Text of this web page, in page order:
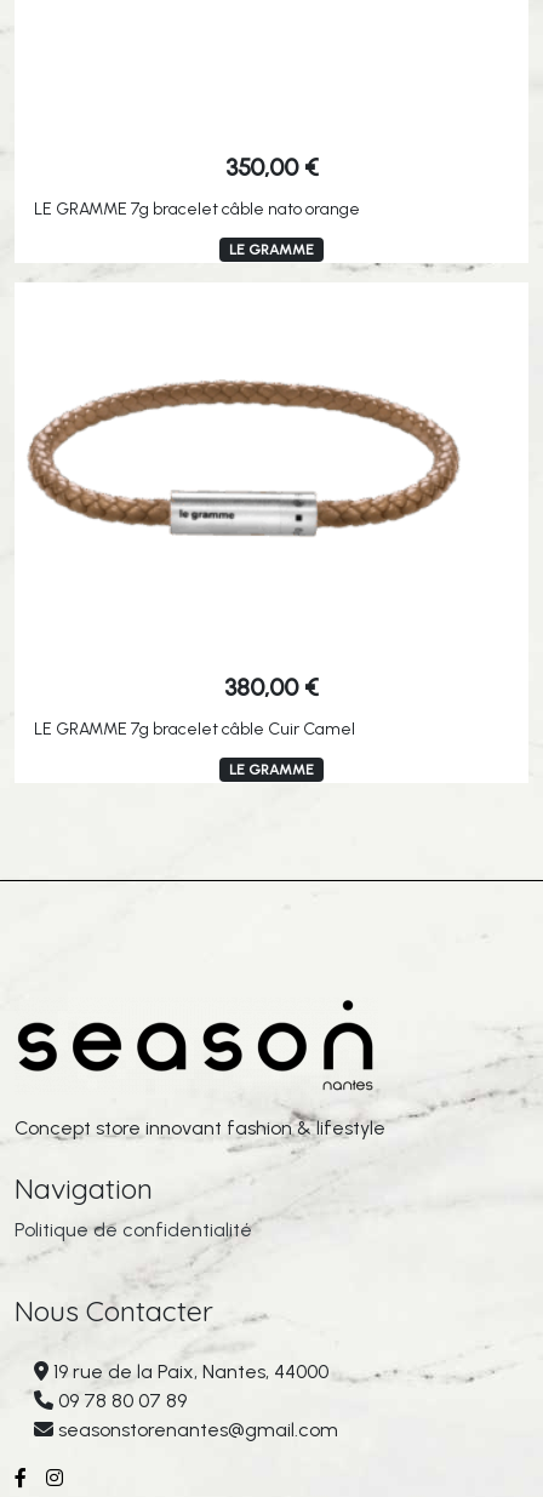
350,00 €
LE GRAMME 7g bracelet câble nato orange
LE GRAMME
380,00 €
LE GRAMME 7g bracelet câble Cuir Camel
LE GRAMME
Concept store innovant fashion & lifestyle
Navigation
Politique de confidentialité
Nous Contacter
19 rue de la Paix, Nantes, 44000
09 78 80 07 89
seasonstorenantes@gmail.com